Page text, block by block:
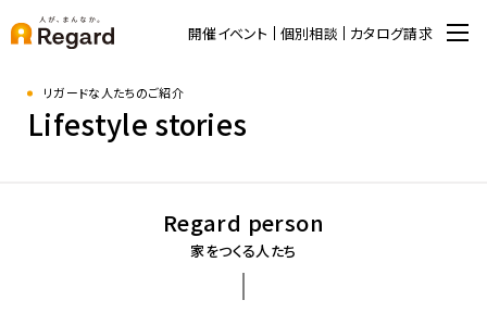
開催イベント 個別相談 カタログ請求
リガードな人たちのご紹介
Lifestyle stories
Regard person​
家をつくる人たち